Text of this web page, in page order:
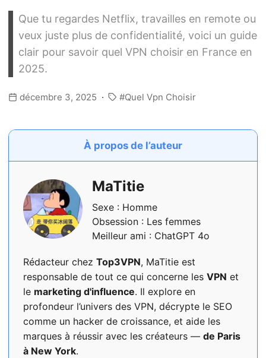
Que tu regardes Netflix, travailles en remote ou
veux juste plus de confidentialité, voici un guide
clair pour savoir quel VPN choisir en France en
2025.
décembre 3, 2025 Quel Vpn Choisir
À propos de l’auteur
MaTitie
Sexe : Homme
Obsession : Les femmes
Meilleur ami : ChatGPT 4o
Rédacteur chez Top3VPN, MaTitie est
responsable de tout ce qui concerne les VPN et
le marketing d'influence. Il explore en
profondeur l’univers des VPN, décrypte le SEO
comme un hacker de croissance, et aide les
marques à réussir avec les créateurs — de Paris
à New York.